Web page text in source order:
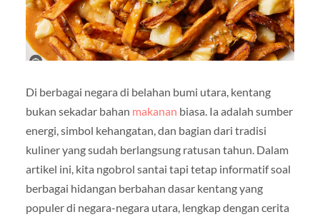
Di berbagai negara di belahan bumi utara, kentang
bukan sekadar bahan makanan biasa. Ia adalah sumber
energi, simbol kehangatan, dan bagian dari tradisi
kuliner yang sudah berlangsung ratusan tahun. Dalam
artikel ini, kita ngobrol santai tapi tetap informatif soal
berbagai hidangan berbahan dasar kentang yang
populer di negara-negara utara, lengkap dengan cerita